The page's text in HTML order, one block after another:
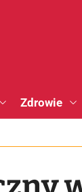
Zdrowie